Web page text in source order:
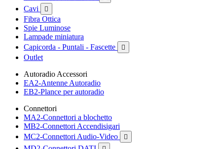
Cavi 
Fibra Ottica
Spie Luminose
Lampade miniatura
Capicorda - Puntali - Fascette

Outlet
Autoradio Accessori
EA2-Antenne Autoradio
EB2-Plance per autoradio
Connettori
MA2-Connettori a blochetto
MB2-Connettori Accendisigari
MC2-Connettori Audio-Video
